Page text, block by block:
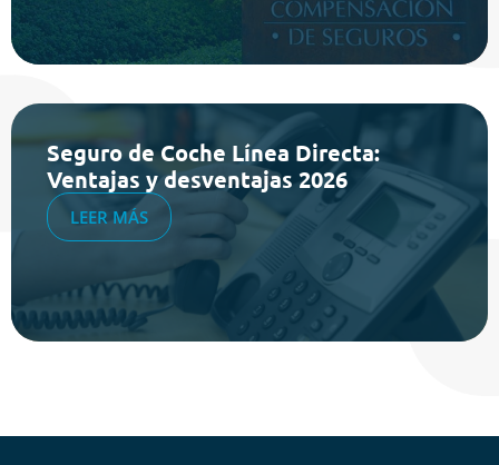
Seguro de Coche Línea Directa:
Ventajas y desventajas 2026
LEER MÁS